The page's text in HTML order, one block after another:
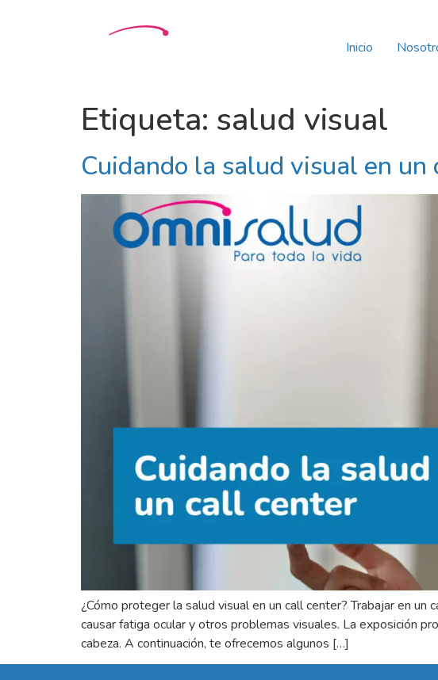
Inicio
Etiqueta: salud visual
Cuidando la salud visual en un
¿Cómo proteger la salud visual en un call center? Trabajar en
causar fatiga ocular y otros problemas visuales. La exposición
cabeza. A continuación, te ofrecemos algunos […]